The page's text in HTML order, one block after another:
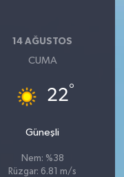
14 AĞUSTOS
CUMA
22°
Güneşli
Nem: %38
Rüzgar: 6.81 m/s